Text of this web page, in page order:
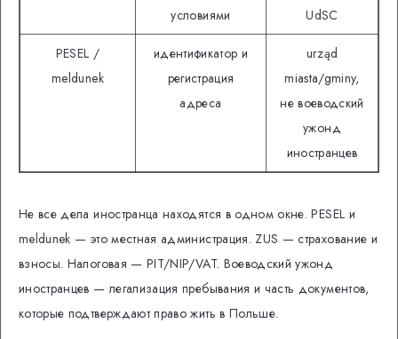
условиями
UdSC
PESEL /
meldunek
идентификатор и
регистрация
адреса
urząd
miasta/gminy,
не воеводский
ужонд
иностранцев
Не все дела иностранца находятся в одном окне. PESEL и
meldunek — это местная администрация. ZUS — страхование и
взносы. Налоговая — PIT/NIP/VAT. Воеводский ужонд
иностранцев — легализация пребывания и часть документов,
которые подтверждают право жить в Польше.